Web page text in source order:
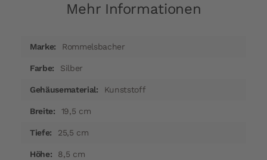
Mehr Informationen
InformationenRommelsbacher
Silber
Kunststoff
19,5 cm
25,5 cm
8,5 cm